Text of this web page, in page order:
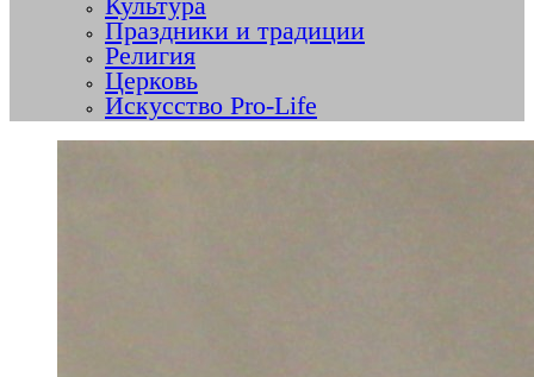
Культура
Праздники и традиции
Религия
Церковь
Искусство Pro-Life